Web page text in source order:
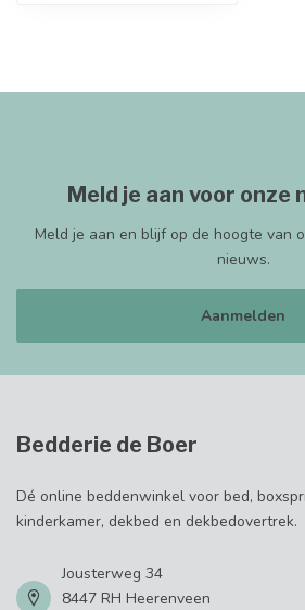
Meld je aan voor onze
Meld je aan en blijf op de hoogte van
nieuws.
Aanmelden
Bedderie de Boer
Dé online beddenwinkel voor bed,
kinderkamer, dekbed en dekbedovertrek.
Jousterweg 34
8447 RH Heerenveen